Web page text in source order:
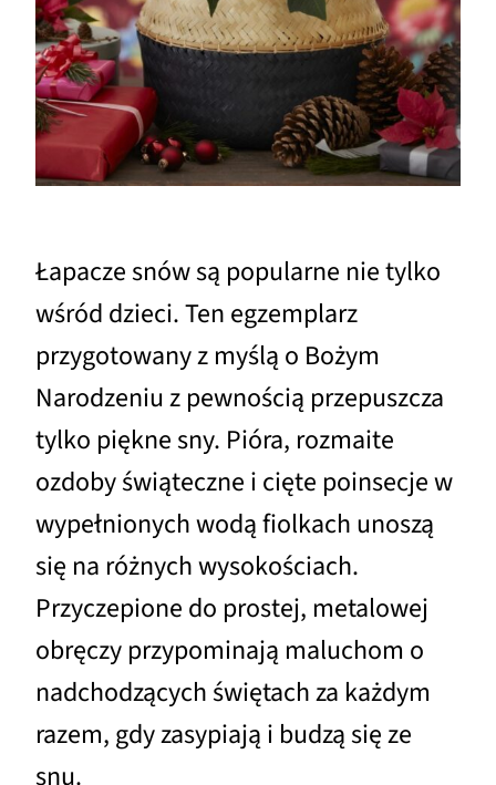
Łapacze snów są popularne nie tylko
wśród dzieci. Ten egzemplarz
przygotowany z myślą o Bożym
Narodzeniu z pewnością przepuszcza
tylko piękne sny. Pióra, rozmaite
ozdoby świąteczne i cięte poinsecje w
wypełnionych wodą fiolkach unoszą
się na różnych wysokościach.
Przyczepione do prostej, metalowej
obręczy przypominają maluchom o
nadchodzących świętach za każdym
razem, gdy zasypiają i budzą się ze
snu.